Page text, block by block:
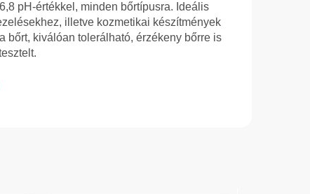
pH-értékkel, minden bőrtípusra. Ideális
illetve kozmetikai készítmények
bőrt, kiválóan tolerálható, érzékeny bőrre is